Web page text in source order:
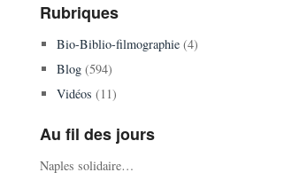
Rubriques
Bio-Biblio-filmographie(4)
Blog(594)
Vidéos (11)
Au fil des jours
Naples solidaire…